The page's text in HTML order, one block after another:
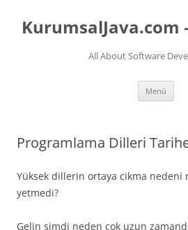
KurumsalJava.com
All About Software
Menü
Programlama Dilleri Tarihe
Yüksek dillerin ortaya cikma nedeni
yetmedi?
Gelin simdi neden cok uzun